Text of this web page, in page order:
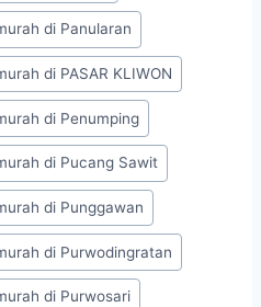
di Panularan
di PASAR KLIWON
di Penumping
di Pucang Sawit
di Punggawan
di Purwodingratan
di Purwosari